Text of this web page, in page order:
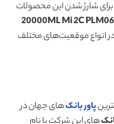
برای شارژ شدن این محصولات
20000MLMi 2C
انواع موقعیت‌های مختلف
پاور بانکهای جهان در